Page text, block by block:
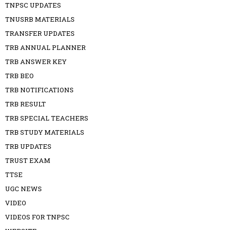
TNPSC UPDATES
TNUSRB MATERIALS
TRANSFER UPDATES
TRB ANNUAL PLANNER
TRB ANSWER KEY
TRB BEO
TRB NOTIFICATIONS
TRB RESULT
TRB SPECIAL TEACHERS
TRB STUDY MATERIALS
TRB UPDATES
TRUST EXAM
TTSE
UGC NEWS
VIDEO
VIDEOS FOR TNPSC